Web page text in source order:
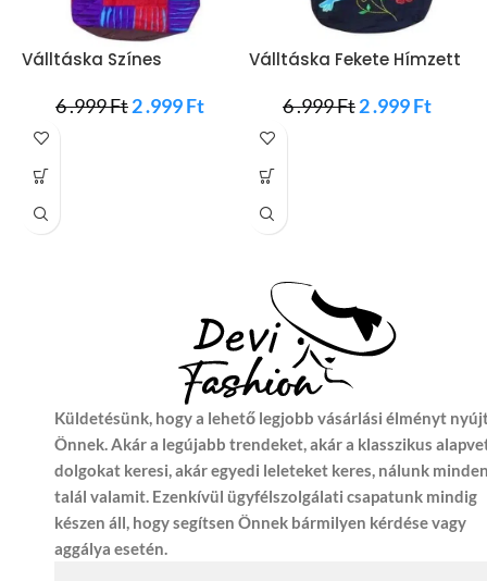
Válltáska Színes
6 .999Ft2 .999Ft
Válltáska Fekete Hímzett
6 .999Ft2 .999Ft
Küldetésünk, hogy a lehető legjobb vásárlási élményt
Önnek. Akár a legújabb trendeket, akár a klasszikus
dolgokat keresi, akár egyedi leleteket keres, nálunk
talál valamit. Ezenkívül ügyfélszolgálati csapatunk mindig
készen áll, hogy segítsen Önnek bármilyen kérdése vagy
aggálya esetén.